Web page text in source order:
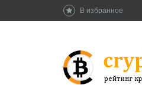
В избранное